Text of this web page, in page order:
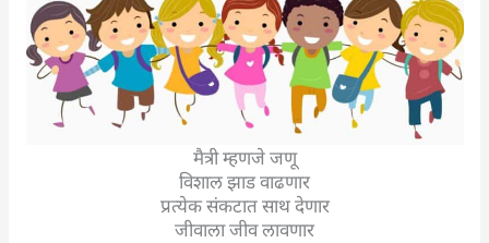
मैत्री म्हणजे जणू
विशाल झाड वाढणार
प्रत्येक संकटात साथ देणार
जीवाला जीव लावणार